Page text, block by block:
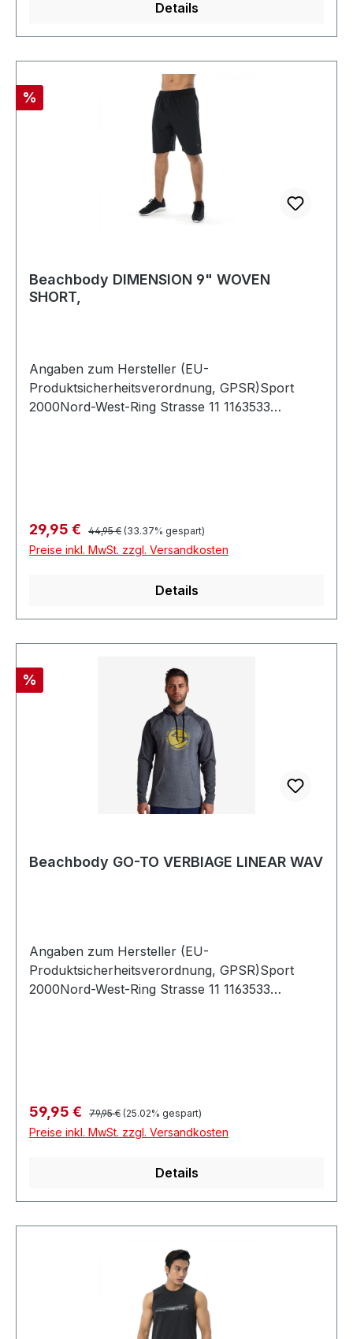
Details
Rabatt
%
Beachbody DIMENSION 9" WOVEN
SHORT,
Angaben zum Hersteller (EU-
Produktsicherheitsverordnung, GPSR)Sport
2000Nord-West-Ring Strasse 11 1163533
Verkaufspreis:
29,95 € Regulärer Preis:
44,95 € (33.37% gespart)
Preise inkl. MwSt. zzgl. Versandkosten
Details
Rabatt
%
Beachbody GO-TO VERBIAGE LINEAR WAV
Angaben zum Hersteller (EU-
Produktsicherheitsverordnung, GPSR)Sport
2000Nord-West-Ring Strasse 11 1163533
Verkaufspreis:
59,95 € Regulärer Preis:
79,95 € (25.02% gespart)
Preise inkl. MwSt. zzgl. Versandkosten
Details